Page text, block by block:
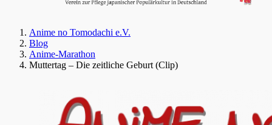
Anime no Tomodachi e.V.
Blog
Anime-Marathon
Muttertag – Die zeitliche Geburt (Clip)